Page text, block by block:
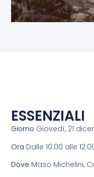
ESSENZIALI
Giorno Giovedì, 21
Ora Dalle 10:00 alle
Dove Maso Michelini,